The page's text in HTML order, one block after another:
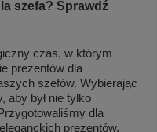
szefa? Sprawdź
czas, w którym
prezentów dla
szefów. Wybierając
aby był nie tylko
dla
prezentów,